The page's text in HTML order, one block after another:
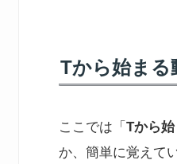
Tから始まる
ここでは「 Tから
か、簡単に覚えて